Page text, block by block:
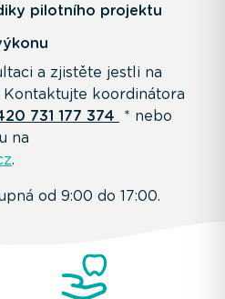
pilotního projektu
a zjistěte jestli na
koordinátora
731 177 374
* nebo
na
.
od 9:00 do 17:00.